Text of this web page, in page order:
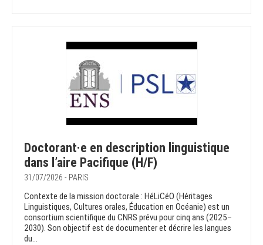
Doctorant·e en description linguistique
dans l’aire Pacifique (H/F)
31/07/2026 - PARIS
Contexte de la mission doctorale : HéLiCéO (Héritages
Linguistiques, Cultures orales, Éducation en Océanie) est un
consortium scientifique du CNRS prévu pour cinq ans (2025–
2030). Son objectif est de documenter et décrire les langues
du...